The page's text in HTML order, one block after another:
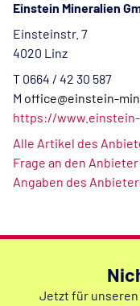
Einstein Mineralien
Einsteinstr. 7
4020 Linz
T 0664 / 42 30 587
M office@einstein-
https://
Alle Artikel des
Frage an den Anbieter
Angaben des
Jetzt für